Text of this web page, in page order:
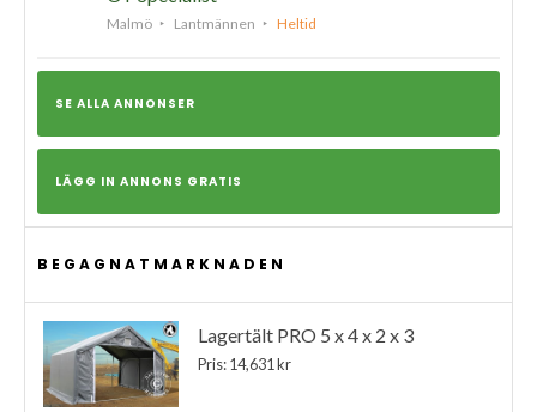
Malmö Lantmännen Heltid
SE ALLA ANNONSER
LÄGG IN ANNONS GRATIS
BEGAGNATMARKNADEN
Lagertält PRO 5 x 4 x 2 x 3
Pris: 14,631 kr